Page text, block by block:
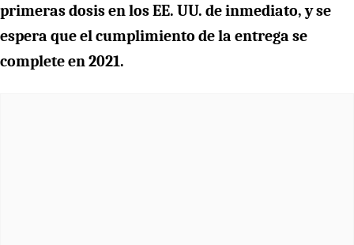
primeras dosis en los EE. UU. de inmediato, y se
espera que el cumplimiento de la entrega se
complete en 2021.